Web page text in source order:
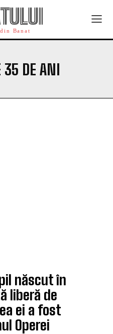
Banat
35 DE ANI
născut în
liberă de
ei a fost
Operei